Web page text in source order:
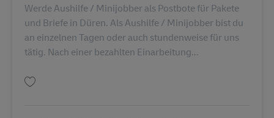
Werde Aushilfe / Minijobber als Postbote für Pakete
und Briefe in Düren. Als Aushilfe / Minijobber bist du
an einzelnen Tagen oder auch stundenweise für uns
tätig. Nach einer bezahlten Einarbeitung...